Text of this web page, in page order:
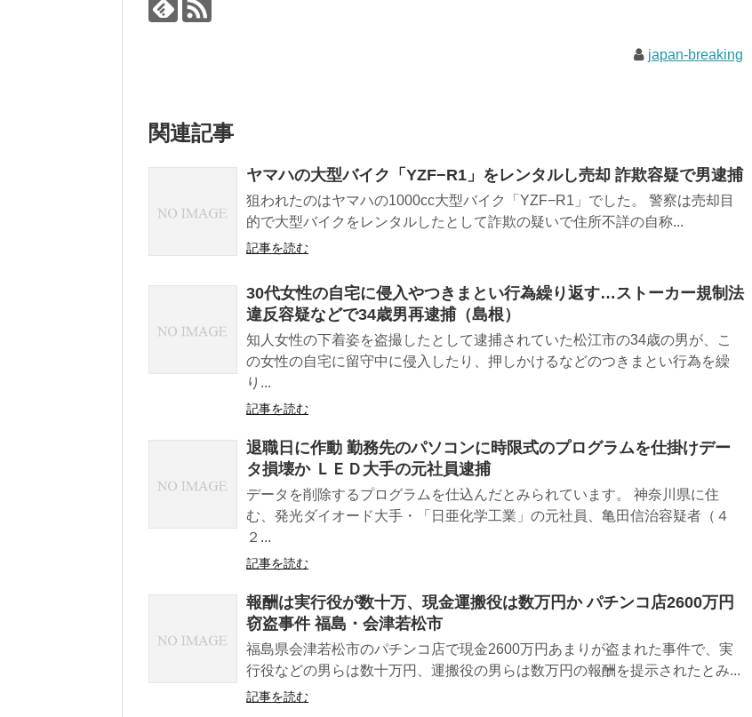
japan-breaking
関連記事
ヤマハの大型バイク「YZF−R1」をレンタルし売却 詐欺容疑で男逮捕
狙われたのはヤマハの1000cc大型バイク「YZF−R1」でした。 警察は売却目
的で大型バイクをレンタルしたとして詐欺の疑いで住所不詳の自称...
記事を読む
30代女性の自宅に侵入やつきまとい行為繰り返す…ストーカー規制法
違反容疑などで34歳男再逮捕（島根）
知人女性の下着姿を盗撮したとして逮捕されていた松江市の34歳の男が、こ
の女性の自宅に留守中に侵入したり、押しかけるなどのつきまとい行為を繰
り...
記事を読む
退職日に作動 勤務先のパソコンに時限式のプログラムを仕掛けデー
タ損壊か ＬＥＤ大手の元社員逮捕
データを削除するプログラムを仕込んだとみられています。 神奈川県に住
む、発光ダイオード大手・「日亜化学工業」の元社員、亀田信治容疑者（４
２...
記事を読む
報酬は実行役が数十万、現金運搬役は数万円か パチンコ店2600万円
窃盗事件 福島・会津若松市
福島県会津若松市のパチンコ店で現金2600万円あまりが盗まれた事件で、実
行役などの男らは数十万円、運搬役の男らは数万円の報酬を提示されたとみ...
記事を読む